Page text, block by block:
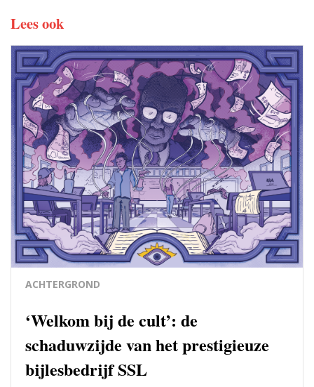
Lees ook
ACHTERGROND
‘Welkom bij de cult’: de
schaduwzijde van het prestigieuze
bijlesbedrijf SSL